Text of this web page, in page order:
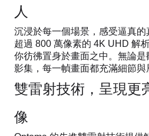
人
沉浸於每一個場景，感受逼真
超過 800 萬像素的 4K UHD 解
你彷彿置身於畫面之中。無論
影集，每一幀畫面都充滿細節與
雙雷射技術，呈現更
像